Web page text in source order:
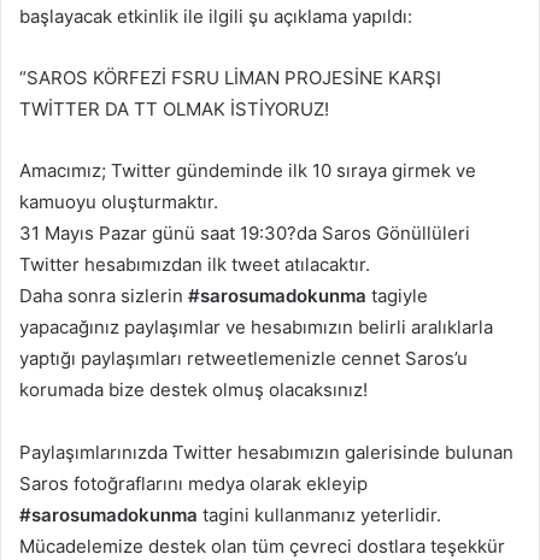
başlayacak etkinlik ile ilgili şu açıklama yapıldı:
“SAROS KÖRFEZİ FSRU LİMAN PROJESİNE KARŞI
TWİTTER DA TT OLMAK İSTİYORUZ!
Amacımız; Twitter gündeminde ilk 10 sıraya girmek ve
kamuoyu oluşturmaktır.
31 Mayıs Pazar günü saat 19:30?da Saros Gönüllüleri
Twitter hesabımızdan ilk tweet atılacaktır.
Daha sonra sizlerin #sarosumadokunma tagiyle
yapacağınız paylaşımlar ve hesabımızın belirli aralıklarla
yaptığı paylaşımları retweetlemenizle cennet Saros’u
korumada bize destek olmuş olacaksınız!
Paylaşımlarınızda Twitter hesabımızın galerisinde bulunan
Saros fotoğraflarını medya olarak ekleyip
#sarosumadokunma tagini kullanmanız yeterlidir.
Mücadelemize destek olan tüm çevreci dostlara teşekkür